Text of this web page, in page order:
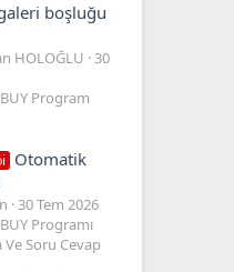
boşluğu
HOLOĞLU 30
Program
Otomatik
30 Tem 2026
Programı
Ve Soru Cevap